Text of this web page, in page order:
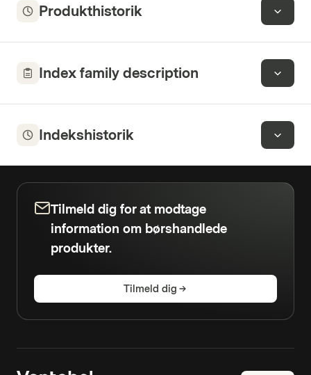
Produkthistorik
Index family description
Indekshistorik
Tilmeld dig for at modtage
information om børshandlede
produkter.
Tilmeld dig